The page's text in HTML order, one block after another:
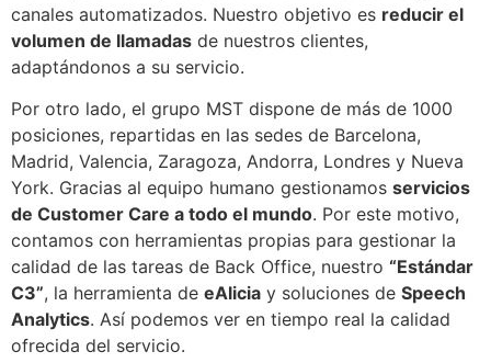
canales automatizados. Nuestro objetivo es reducir el
volumen de llamadas de nuestros clientes,
adaptándonos a su servicio.
Por otro lado, el grupo MST dispone de más de 1000
posiciones, repartidas en las sedes de Barcelona,
Madrid, Valencia, Zaragoza, Andorra, Londres y Nueva
York. Gracias al equipo humano gestionamos servicios
de Customer Care a todo el mundo. Por este motivo,
contamos con herramientas propias para gestionar la
calidad de las tareas de Back Office, nuestro “Estándar
C3”, la herramienta de eAlicia y soluciones de Speech
Analytics. Así podemos ver en tiempo real la calidad
ofrecida del servicio.